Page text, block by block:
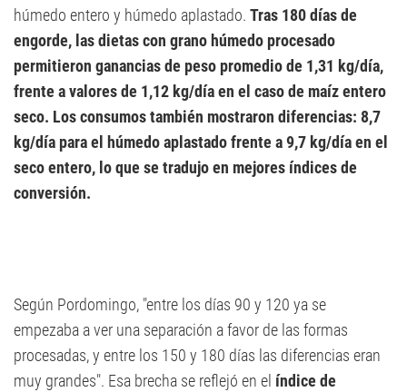
húmedo entero y húmedo aplastado. Tras 180 días de
engorde, las dietas con grano húmedo procesado
permitieron ganancias de peso promedio de 1,31 kg/día,
frente a valores de 1,12 kg/día en el caso de maíz entero
seco. Los consumos también mostraron diferencias: 8,7
kg/día para el húmedo aplastado frente a 9,7 kg/día en el
seco entero, lo que se tradujo en mejores índices de
conversión.
Según Pordomingo, "entre los días 90 y 120 ya se
empezaba a ver una separación a favor de las formas
procesadas, y entre los 150 y 180 días las diferencias eran
muy grandes". Esa brecha se reflejó en el índice de